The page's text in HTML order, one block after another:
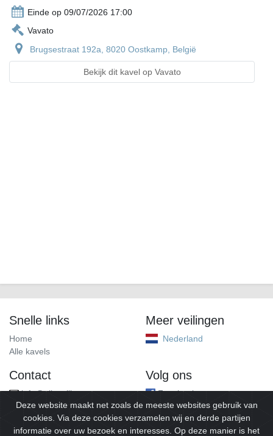
Einde op 09/07/2026 17:00
Vavato
Brugsestraat 192a, 8020 Oostkamp, België
Bekijk dit kavel op Vavato
Snelle links
Home
Alle kavels
Meer veilingen
Nederland
Contact
info@alleveilingen.net
Volg ons
Facebook
Deze website maakt net zoals de meeste websites gebruik van
cookies. Via deze cookies verzamelen wij en derde partijen
informatie over uw bezoek en interesses. Op deze manier is het